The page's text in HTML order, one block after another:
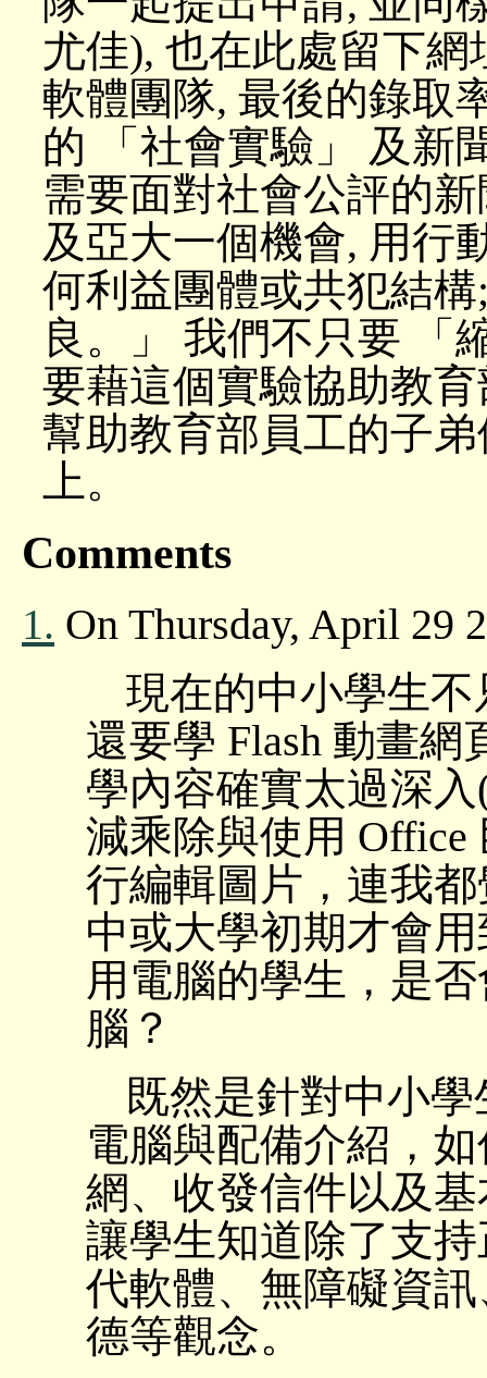
尤佳), 也在此處留下
軟體團隊, 最後的錄取
的 「社會實驗」 及新
需要面對社會公評的
及亞大一個機會, 用行
何利益團體或共犯結
良。」 我們不只要 「
要藉這個實驗協助教
幫助教育部員工的子
上。
Comments
1. On Thursday, April 29
現在的中小學生
還要學 Flash 動畫
學內容確實太過深
減乘除與使用
行編輯圖片，連我
中或大學初期才會
用電腦的學生，是
腦？
既然是針對中小
電腦與配備介紹，
網、收發信件以及
讓學生知道除了支
代軟體、無障礙資
德等觀念。